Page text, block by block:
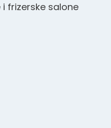
frizerske salone